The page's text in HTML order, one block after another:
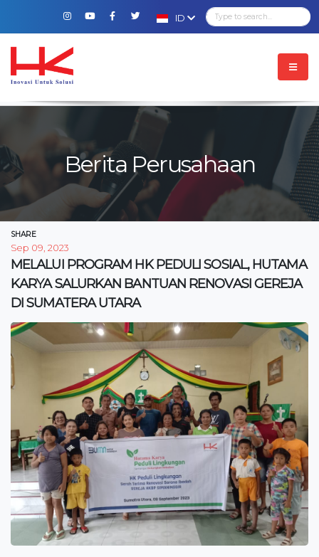
ID
Berita Perusahaan
SHARE
Sep 09, 2023
MELALUI PROGRAM HK PEDULI SOSIAL, HUTAMA
KARYA SALURKAN BANTUAN RENOVASI GEREJA
DI SUMATERA UTARA